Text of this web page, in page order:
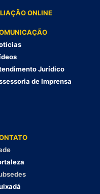
ONLINE
Jurídico
de Imprensa